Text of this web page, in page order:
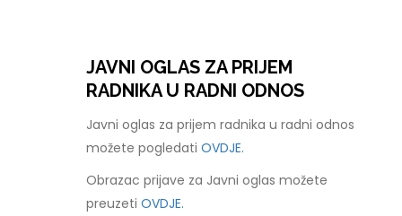
JAVNI OGLAS ZA PRIJEM
RADNIKA U RADNI ODNOS
Javni oglas za prijem radnika u radni odnos
možete pogledatiOVDJE.
Obrazac prijave za Javni oglas možete
preuzetiOVDJE.